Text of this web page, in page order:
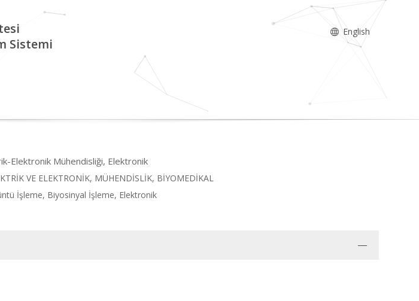
Sistemi
English
Elektronik Mühendisliği, Elektronik
VE ELEKTRONİK, MÜHENDİSLİK, BİYOMEDİKAL
İşleme, Biyosinyal İşleme, Elektronik